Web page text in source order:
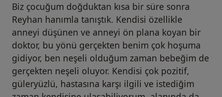
Biz çocuğum doğduktan kısa bir süre sonra
Reyhan hanımla tanıştık. Kendisi özellikle
anneyi düşünen ve anneyi ön plana koyan bir
doktor, bu yönü gerçekten benim çok hoşuma
gidiyor, ben neşeli olduğum zaman bebeğim de
gerçekten neşeli oluyor. Kendisi çok pozitif,
güleryüzlü, hastasına karşı ilgili ve istediğim